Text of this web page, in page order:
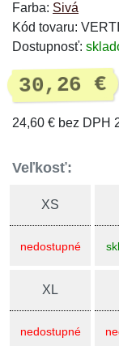
Farba: Sivá
Kód tovaru:
Dostupnosť:
30,26 €
24,60 € bez DPH
Veľkosť:
XS
nedostupné
XL
nedostupné